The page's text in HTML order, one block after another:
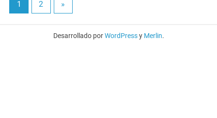
1 2 »
Desarrollado porWordPressy Merlin.